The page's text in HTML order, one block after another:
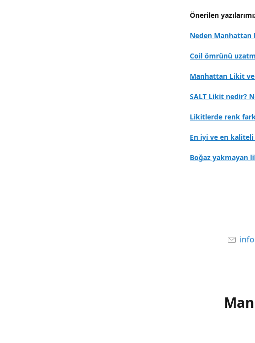
Önerilen
Neden Manhattan
Coil ömrünü
Manhattan Likit
SALT Likit nedir?
Likitlerde renk
En iyi ve en kaliteli
Boğaz yakmayan